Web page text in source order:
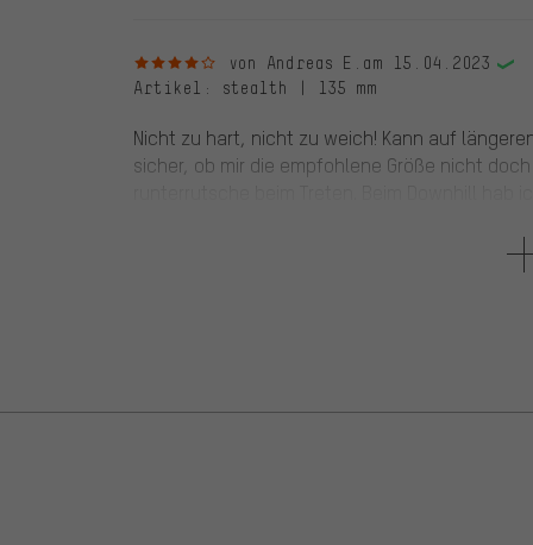
4 von 5 Sternenvon Andreas E. am 15.04.2023
Artikel : stealth | 135 mm
Nicht zu hart, nicht zu weich! Kann auf
sicher, ob mir die empfohlene Größe nicht